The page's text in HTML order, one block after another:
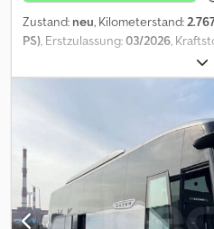
Zustand: neu, Kilometerstand:
PS), Erstzulassung:03/2026,
Farbe:Sonstige, Bremsen:
,
= Sonstige - Kühlschrank vorne -
Webasto Sonstiges - DVD -
= Höhe: 370 cm Credeyzn E Dopfx
Firmeninformationen = Wir sind
mit Sitz in Belgien, in der
Belgian Bus Sales ist Ihr idealer